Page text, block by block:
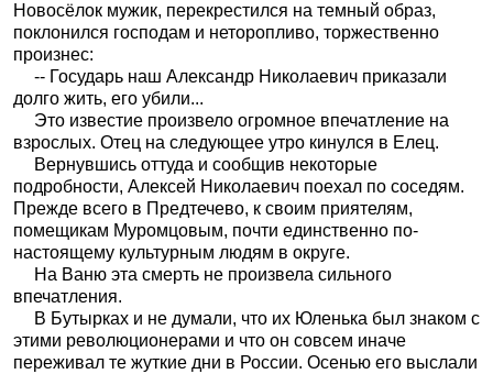
Новосёлок мужик, перекрестился на темный образ,
поклонился господам и неторопливо, торжественно
произнес:
-- Государь наш Александр Николаевич приказали
долго жить, его убили...
Это известие произвело огромное впечатление на
взрослых. Отец на следующее утро кинулся в Елец.
Вернувшись оттуда и сообщив некоторые
подробности, Алексей Николаевич поехал по соседям.
Прежде всего в Предтечево, к своим приятелям,
помещикам Муромцовым, почти единственно по-
настоящему культурным людям в округе.
На Ваню эта смерть не произвела сильного
впечатления.
В Бутырках и не думали, что их Юленька был знаком с
этими революционерами и что он совсем иначе
переживал те жуткие дни в России. Осенью его выслали